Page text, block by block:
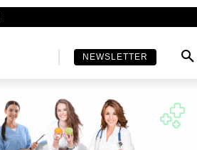
NEWSLETTER